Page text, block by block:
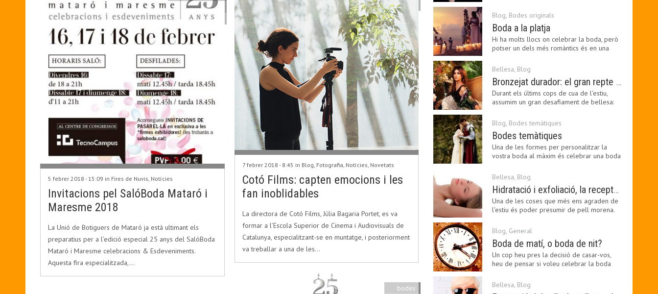
5 febrer 2018 - 15:09 in Fires de Nuvis, Notícies
Invitacions pel SalóBoda Mataró i
Maresme 2018
La Unió de Botiguers de Mataró ja està ultimant els
preparatius per a l’edició especial 25 anys del SalóBoda
Mataró i Maresme celebracions & Esdeveniments.
Aquesta fira especialitzada,…
7 febrer 2018 - 8:45 in Blog, Fotografia, Notícies, Novetats
Cotó Films: capten emocions i les
fan inoblidables
La directora de Cotó Films, Júlia Bagaria Portet, es va
formar a l’Escola Superior de Cinema i Audiovisuals de
Catalunya, especialitzant-se en muntatge, i posteriorment
va treballar a una de les…
bodes
Blog, Bodes originals
Boda a la platja
Hi ha molts llocs on celebrar la boda, però
potser un dels més romàntics és en una
Bellesa, Blog
Bronzejat durador: el gran repte beauty del final de l’estiu
Durant els últims cops de cua de l'estiu,
assumim un gran desafiament de bellesa:
Blog, Bodes temàtiques
Bodes temàtiques
Una de les formes per personalitzar la
vostra boda al màxim és celebrar una boda
Bellesa, Blog
Hidratació i exfoliació, la recepta per mantenir el bronzejat
Una de les coses que més ens agraden de
l'estiu és poder presumir de pell morena.
Blog, General
Boda de matí, o boda de nit?
Un cop heu pres la decisió de casar-vos,
heu de pensar si voleu celebrar la boda
Bellesa, Blog